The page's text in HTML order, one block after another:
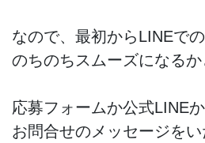
なので、最初からLINEで
のちのちスムーズになるか
応募フォームか公式LINE
お問合せのメッセージをい